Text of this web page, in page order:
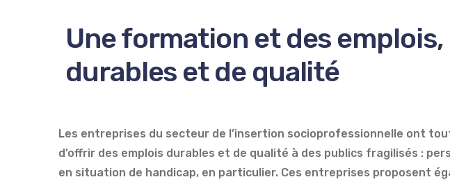
Une formation et des emplois,
durables et de qualité
Les entreprises du secteur de l’insertion socioprofessionnelle ont
d’offrir des emplois durables et de qualité à des publics fragilisés :
en situation de handicap, en particulier. Ces entreprises proposent